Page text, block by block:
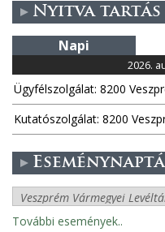
Nyitva tartás
Napi
2026.
Ügyfélszolgálat: 8200
Kutatószolgálat: 8200
További események..